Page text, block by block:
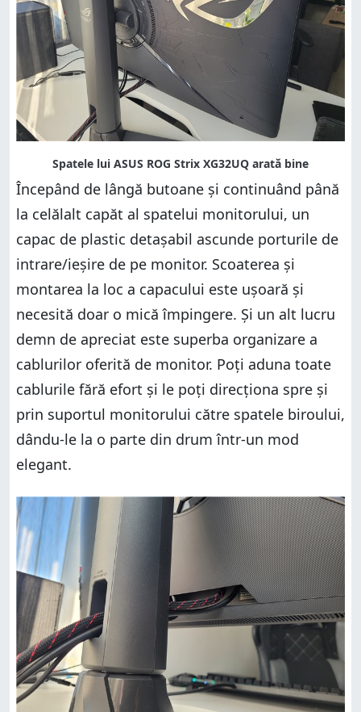
Începând de lângă butoane și continuând până
la celălalt capăt al spatelui monitorului, un
capac de plastic detașabil ascunde porturile de
intrare/ieșire de pe monitor. Scoaterea și
montarea la loc a capacului este ușoară și
necesită doar o mică împingere. Și un alt lucru
demn de apreciat este superba organizare a
cablurilor oferită de monitor. Poți aduna toate
cablurile fără efort și le poți direcționa spre și
prin suportul monitorului către spatele biroului,
dându-le la o parte din drum într-un mod
elegant.